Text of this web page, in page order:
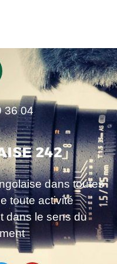
36 04
dans toutes
toute activité
dans le sens du